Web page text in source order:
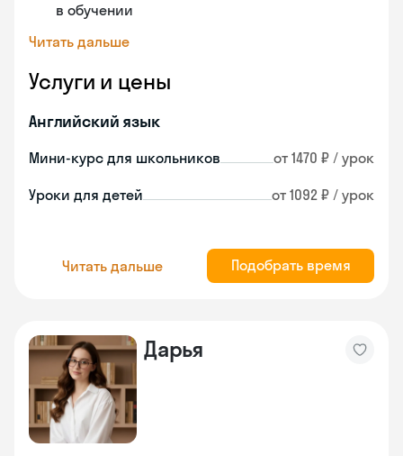
в обучении
Читать дальше
Услуги и цены
Английский язык
Мини-курс для школьников от 1470 ₽ / урок
Уроки для детей от 1092 ₽ / урок
Читать дальше Подобрать время
Дарья